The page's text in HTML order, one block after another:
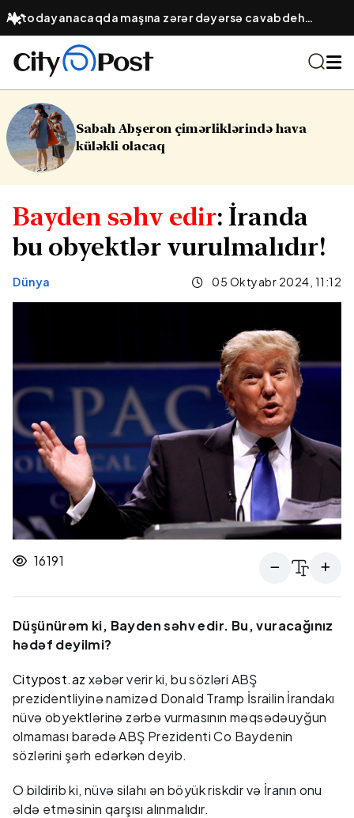
Avtodayanacaqda maşına zərər dəyərsə cavabdeh
kimdir? – Obyekt sahibinin hüquqi öhdəliyi
çimərliklərində hava
16 yaşlı
Bayden səhv edir: İranda
bu obyektlər vurulmalıdır!
Dünya 05 Oktyabr 2024, 11:12
16191
Düşünürəm ki, Bayden səhv edir. Bu, vuracağınız
hədəf deyilmi?
Citypost.az xəbər verir ki, bu sözləri ABŞ
prezidentliyinə namizəd Donald Tramp İsrailin İrandakı
nüvə obyektlərinə zərbə vurmasının məqsədəuyğun
olmaması barədə ABŞ Prezidenti Co Baydenin
sözlərini şərh edərkən deyib.
O bildirib ki, nüvə silahı ən böyük riskdir və İranın onu
əldə etməsinin qarşısı alınmalıdır.